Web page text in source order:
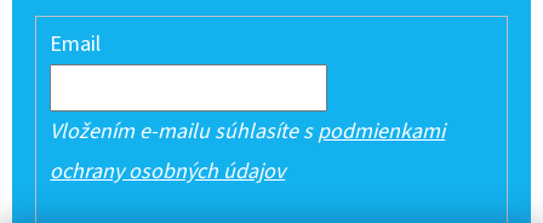
Email
Vložením e-mailu súhlasíte spodmienkami
ochrany osobných údajov